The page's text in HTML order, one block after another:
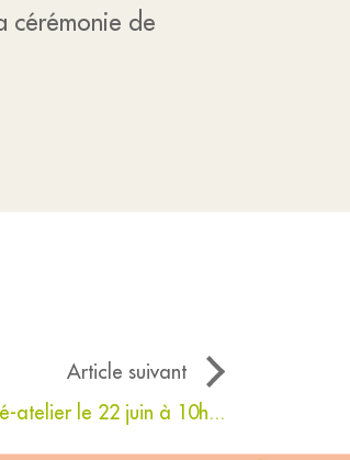
cérémonie de
Article suivant
atelier le 22 juin à 10h...